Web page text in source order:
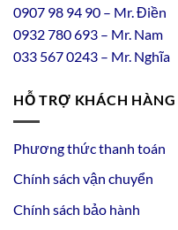
0907 98 94 90 – Mr. Điền
0932780693 – Mr. Nam
033 567 0243 – Mr. Nghĩa
HỖ TRỢ KHÁCH HÀNG
Phương thức thanh toán
Chính sách vận chuyển
Chính sách bảo hành